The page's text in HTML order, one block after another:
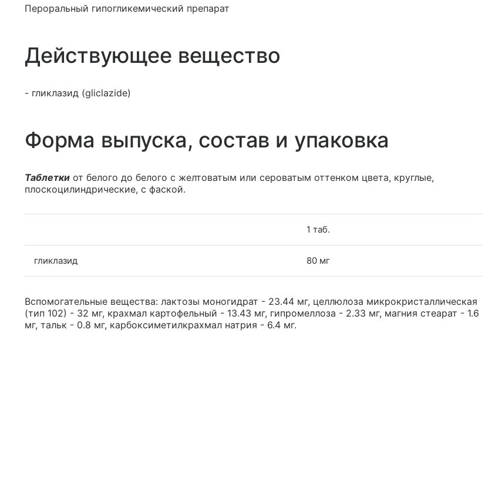
Пероральный гипогликемический препарат
Действующее вещество
- гликлазид (gliclazide)
Форма выпуска, состав и упаковка
Таблетки от белого до белого с желтоватым или сероватым оттенком цвета, круглые,
плоскоцилиндрические, с фаской.
1 таб.
гликлазид 80 мг
Вспомогательные вещества: лактозы моногидрат - 23.44 мг, целлюлоза микрокристаллическая
(тип 102) - 32 мг, крахмал картофельный - 13.43 мг, гипромеллоза - 2.33 мг, магния стеарат - 1.6
мг, тальк - 0.8 мг, карбоксиметилкрахмал натрия - 6.4 мг.